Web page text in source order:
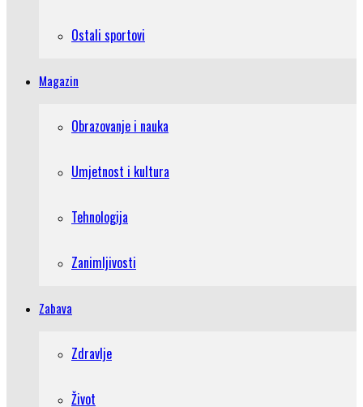
Ostali sportovi
Magazin
Obrazovanje i nauka
Umjetnost i kultura
Tehnologija
Zanimljivosti
Zabava
Zdravlje
Život